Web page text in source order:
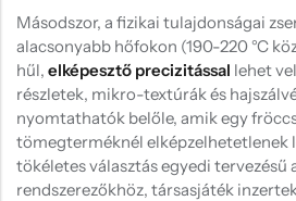
Másodszor, a fizikai tulajdonságai
alacsonyabb hőfokon (190-220 °C
hűl, elképesztő precizitással lehet
részletek, mikro-textúrák és
nyomtathatók belőle, amik egy
tömegterméknél elképzelhetetlenek
tökéletes választás egyedi tervezésű
rendszerezőkhöz, társasjáték